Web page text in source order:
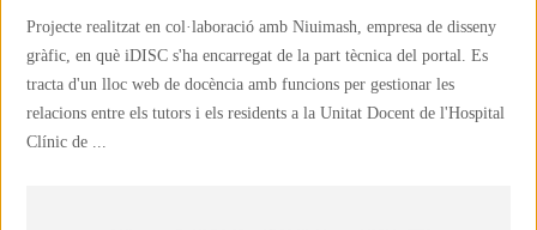
Projecte realitzat en col·laboració amb Niuimash, empresa de disseny
gràfic, en què iDISC s'ha encarregat de la part tècnica del portal. Es
tracta d'un lloc web de docència amb funcions per gestionar les
relacions entre els tutors i els residents a la Unitat Docent de l'Hospital
Clínic de ...